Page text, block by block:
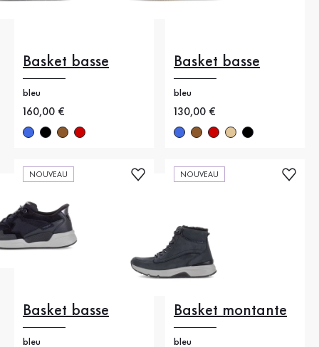
Basket basse
bleu
Nouveau prix
160,00 €
Basket basse
bleu
Nouveau prix
130,00 €
NOUVEAU
Basket basse
bleu
NOUVEAU
Basket montante
bleu